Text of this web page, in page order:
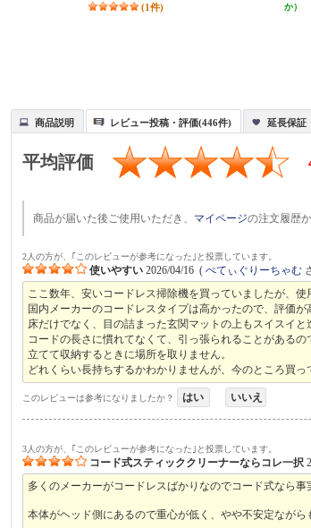
(1件)
か）
商品説明 レビュー投稿・評価(446件) 延長保証
平均評価
商品が届いた後ご使用いただき、 マイページの注文履歴
2人の方が、｢このレビューが参考になった｣と投票しています。
使いやすい 2026/04/16 (ぺてぃぐりーちゃむ
ここ数年、安いコードレス掃除機を買っていましたが、
国内メーカーのコードレスタイプは高かったので、評価が
床だけでなく、目の詰まった玄関マットの上もスイスイ
コードの長さに慣れてなくて、引っ張られることがあるの
立てて収納するときに場所を取りません。
どれくらい長持ちするかわかりませんが、今のところ買っ
このレビューは参考になりましたか？ はい いいえ
3人の方が、｢このレビューが参考になった｣と投票しています。
コード式スティッククリーナーならコレ一択
多くのメーカーがコードレスばかりなのでコード式なら
本体がヘッド側にあるので重心が低く、やや不安定なが